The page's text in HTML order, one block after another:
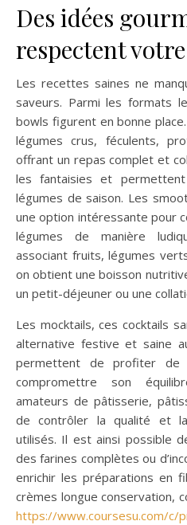
Des idées
respectent
Les recettes saines ne
saveurs. Parmi les formats
bowls figurent en bonne
légumes crus, féculents,
offrant un repas complet et
les fantaisies et
légumes de saison. Les
une option intéressante pour
légumes de manière
associant fruits, légumes
on obtient une boisson
un petit-déjeuner ou une
Les mocktails, ces cocktails
alternative festive et saine
permettent de profiter de
compromettre son
amateurs de pâtisserie,
de contrôler la qualité et
utilisés. Il est ainsi possible
des farines complètes ou
enrichir les préparations en
crèmes longue conservation,
https://www.coursesu.com/c/